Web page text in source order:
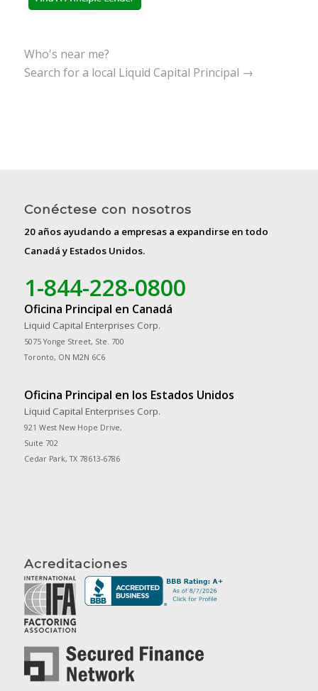
Who's near me?
Search for a local Liquid Capital Principal →
Conéctese con nosotros
20 años ayudando a empresas a expandirse en todo
Canadá y Estados Unidos.
1-844-228-0800
Oficina Principal en Canadá
Liquid Capital Enterprises Corp.
5075 Yonge Street, Ste. 700
Toronto, ON M2N 6C6
Oficina Principal en los Estados Unidos
Liquid Capital Enterprises Corp.
921 West New Hope Drive,
Suite 702
Cedar Park, TX 78613-6786
Acreditaciones